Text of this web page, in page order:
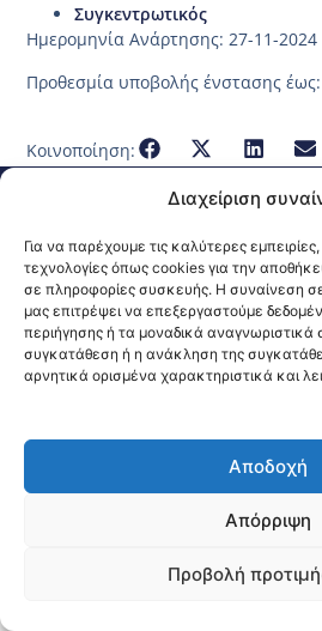
Διαχείριση
Για να παρέχουμε τις καλύτερες
τεχνολογίες όπως cookies για την
σε πληροφορίες συσκευής. Η συναίνεση σε
μας επιτρέψει να επεξεργαστούμε
περιήγησης ή τα μοναδικά αναγνωριστικά
συγκατάθεση ή η ανάκληση της
αρνητικά ορισμένα χαρακτηριστικά και
Αποδοχή
Απόρριψη
Προβολή
Συγκεντρωτικός
Ημερομηνία Ανάρτησης: 27-11-2024
Προθεσμία υποβολής ένστασης
Κοινοποίηση:
@2026 3ype.gr All
Θεσσαλονίκη, ΕλλάδαΤηλ:
email:
Page Visits: 00038 Website Visits: